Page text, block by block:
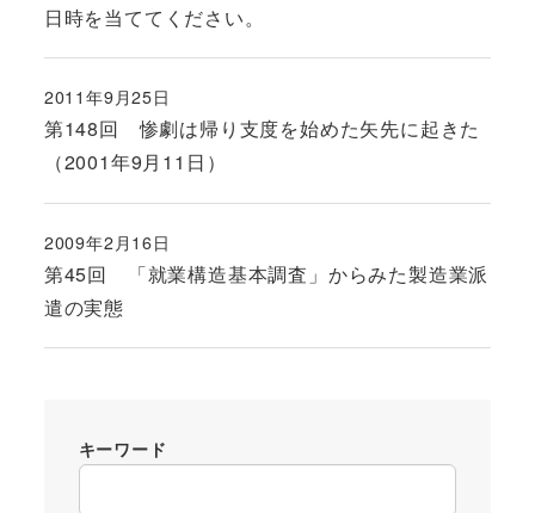
日時を当ててください。
第148回 惨劇は帰り支度を始めた矢先に起きた
（2001年9月11日）
投稿日
2011年9月25日
第45回 「就業構造基本調査」からみた製造業派
遣の実態
投稿日
2009年2月16日
キーワード